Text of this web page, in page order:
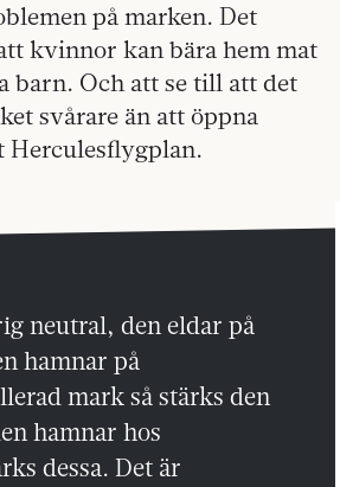
på marken. Det
kvinnor kan bära hem mat
barn. Och att se till att det
svårare än att öppna
Herculesflygplan.
neutral, den eldar på
hamnar på
mark så stärks den
hamnar hos
dessa. Det är